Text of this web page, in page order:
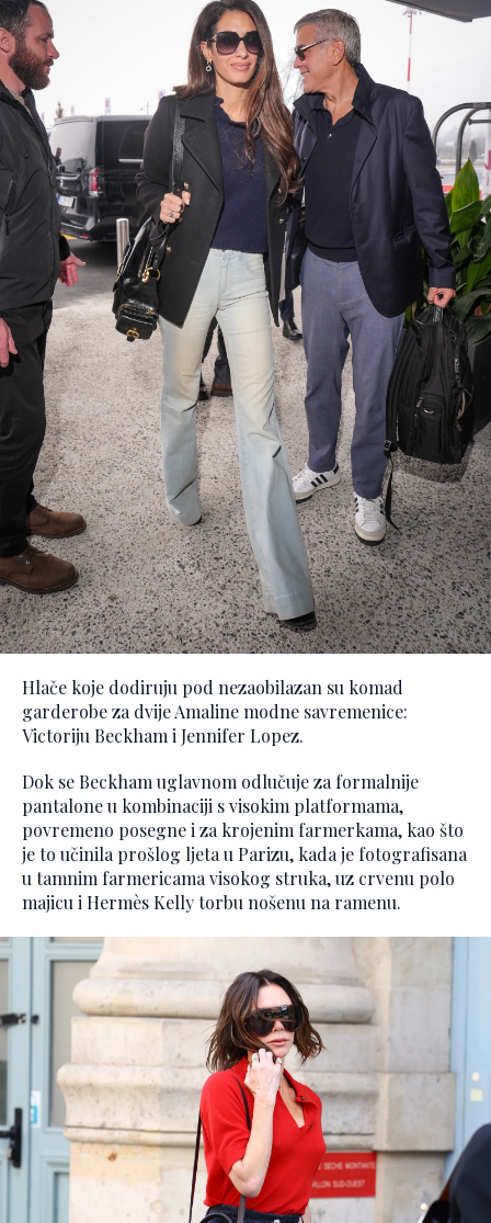
Hlače koje dodiruju pod nezaobilazan su komad
garderobe za dvije Amaline modne savremenice:
Victoriju Beckham i Jennifer Lopez.
Dok se Beckham uglavnom odlučuje za formalnije
pantalone u kombinaciji s visokim platformama,
povremeno posegne i za krojenim farmerkama, kao što
je to učinila prošlog ljeta u Parizu, kada je fotografisana
u tamnim farmericama visokog struka, uz crvenu polo
majicu i Hermès Kelly torbu nošenu na ramenu.